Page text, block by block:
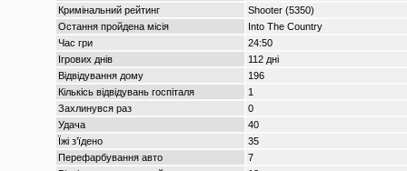
Кримінальний рейтинг
Shooter (5350)
Остання пройдена місія
Into The Country
Час гри
24:50
Ігрових днів
112 дні
Відвідування дому
196
Кількісь відвідувань госпіталя
1
Захлинувся раз
0
Удача
40
Їжі з’їдено
35
Перефарбування авто
7